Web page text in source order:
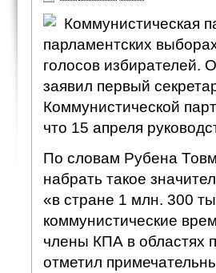
Коммунистическая
парламентских
голосов избирателей.
заявил первый
Коммунистической
что 15 апреля
По словам Рубена
набрать такое
«в стране 1 млн. 300
коммунистические
члены КПА в областях
отметил